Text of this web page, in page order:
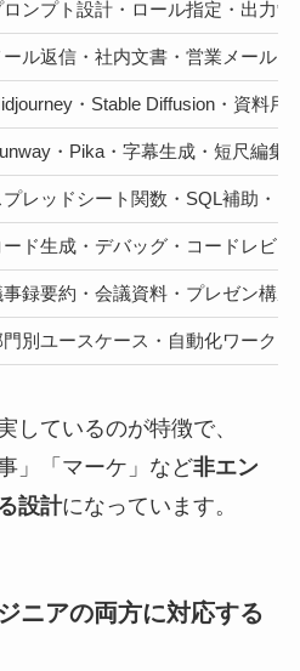
ロンプト設計・ロール指定・出力制
ール返信・社内文書・営業メール
・Stable Diffusion・資料用
・Pika・字幕生成・短尺編集
プレッドシート関数・SQL補助・
ード生成・デバッグ・コードレビュ
事録要約・会議資料・プレゼン構成
門別ユースケース・自動化ワークフ
しているのが特徴で、
」「マーケ」など非エン
設計になっています。
ニアの両方に対応する